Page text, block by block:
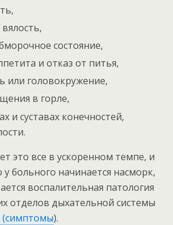
состояние,
и отказ от питья,
или головокружение,
в горле,
и суставах конечностей,
это все в ускоренном темпе, и
у больного начинается насморк,
воспалительная патология
отделов дыхательной системы
(симптомы).